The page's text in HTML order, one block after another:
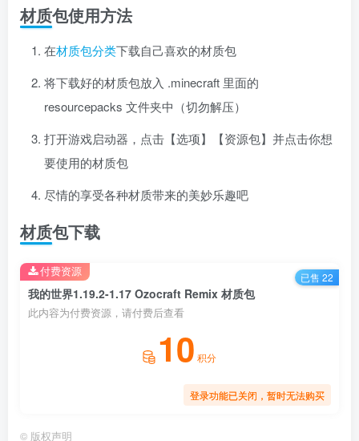
材质包使用方法
在材质包分类下载自己喜欢的材质包
将下载好的材质包放入 .minecraft 里面的
resourcepacks 文件夹中（切勿解压）
打开游戏启动器，点击【选项】【资源包】并点击你想
要使用的材质包
尽情的享受各种材质带来的美妙乐趣吧
材质包下载
我的世界1.19.2-1.17 Ozocraft Remix 材质包
此内容为付费资源，请付费后查看
10 积分
登录功能已关闭，暂时无法购买
付费资源 已售 22
© 版权声明